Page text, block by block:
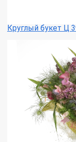
Круглый букет Ц